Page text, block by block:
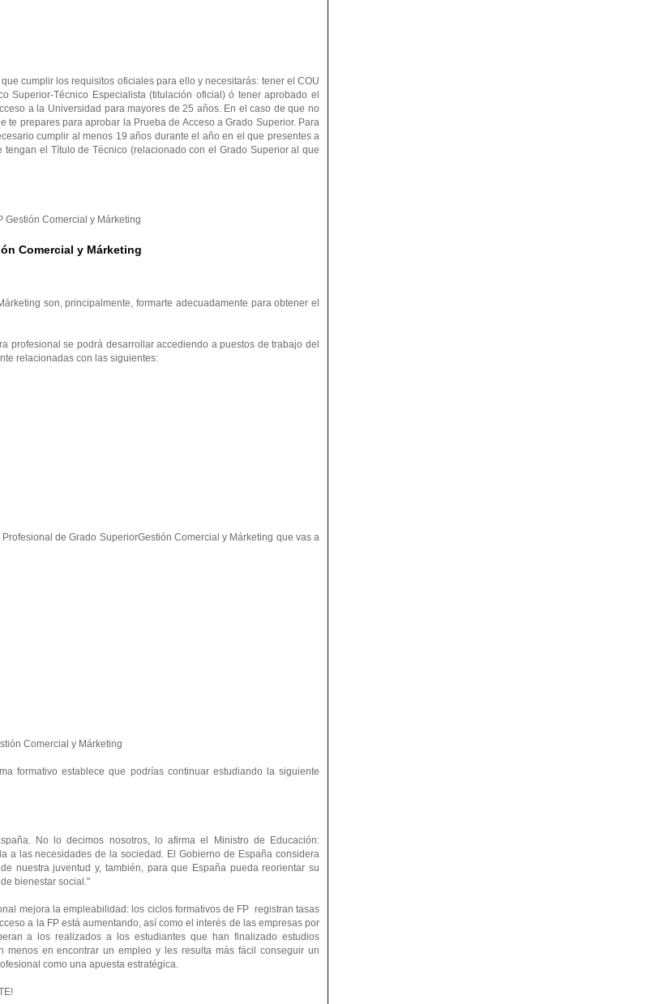
cumplir los requisitos oficiales para ello y necesitarás: tener el COU
Superior-Técnico Especialista (titulación oficial) ó tener aprobado el
a la Universidad para mayores de 25 años. En el caso de que no
prepares para aprobar la Prueba de Acceso a Grado Superior. Para
cumplir al menos 19 años durante el año en el que presentes a
el Título de Técnico (relacionado con el Grado Superior al que
Gestión Comercial y Márketing
Comercial y Márketing
son, principalmente, formarte adecuadamente para obtener el
profesional se podrá desarrollar accediendo a puestos de trabajo del
relacionadas con las siguientes:
de Grado SuperiorGestión Comercial y Márketing que vas a
Comercial y Márketing
formativo establece que podrías continuar estudiando la siguiente
No lo decimos nosotros, lo afirma el Ministro de Educación:
a las necesidades de la sociedad. El Gobierno de España considera
nuestra juventud y, también, para que España pueda reorientar su
bienestar social."
mejora la empleabilidad: los ciclos formativos de FP registran tasas
a la FP está aumentando, así como el interés de las empresas por
a los realizados a los estudiantes que han finalizado estudios
menos en encontrar un empleo y les resulta más fácil conseguir un
como una apuesta estratégica.